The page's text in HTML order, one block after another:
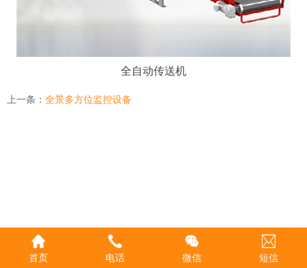
全自动传送机
上一条： 全景多方位监控设备
首页 电话 微信 短信